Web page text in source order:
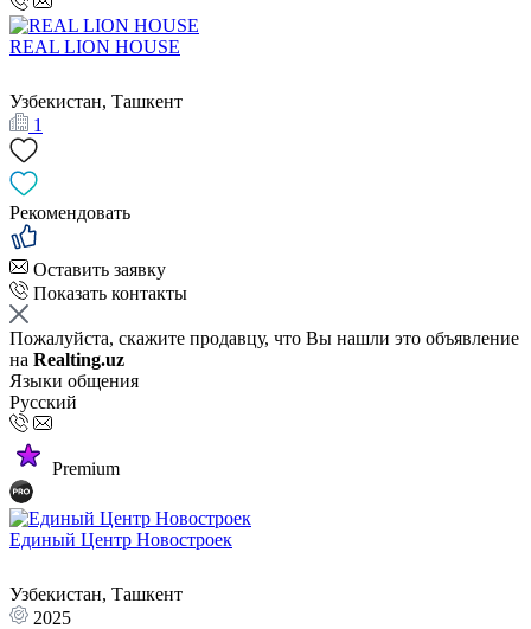
REAL LION HOUSE
Узбекистан, Ташкент
1
Рекомендовать
Оставить заявку
Показать контакты
Пожалуйста, скажите продавцу, что Вы нашли это объявление
на Realting.uz
Языки общения
Русский
Premium
Единый Центр Новостроек
Узбекистан, Ташкент
2025